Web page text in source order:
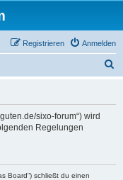
Anmelden
Registrieren
sixo-forum“) wird
Regelungen
Board“) schließt du einen